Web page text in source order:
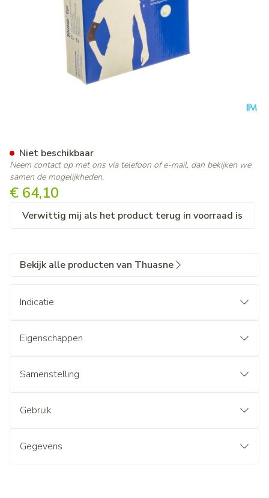
€ 64,10
Verwittig mij als het product terug in voorraad is
Niet beschikbaar
Neem contact op met ons via telefoon of e-mail, dan bekijken we
samen de mogelijkheden.
Bekijk alle producten van Thuasne
Indicatie
Eigenschappen
Samenstelling
Gebruik
Gegevens